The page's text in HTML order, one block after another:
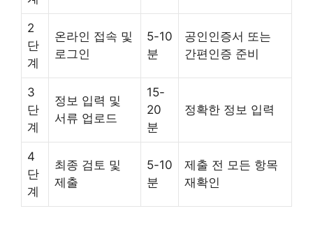
2
단
계
온라인 접속 및
로그인
5-10
분
공인인증서 또는
간편인증 준비
3
단
계
정보 입력 및
서류 업로드
15-
20
분
정확한 정보 입력
4
단
계
최종 검토 및
제출
5-10
분
제출 전 모든 항목
재확인